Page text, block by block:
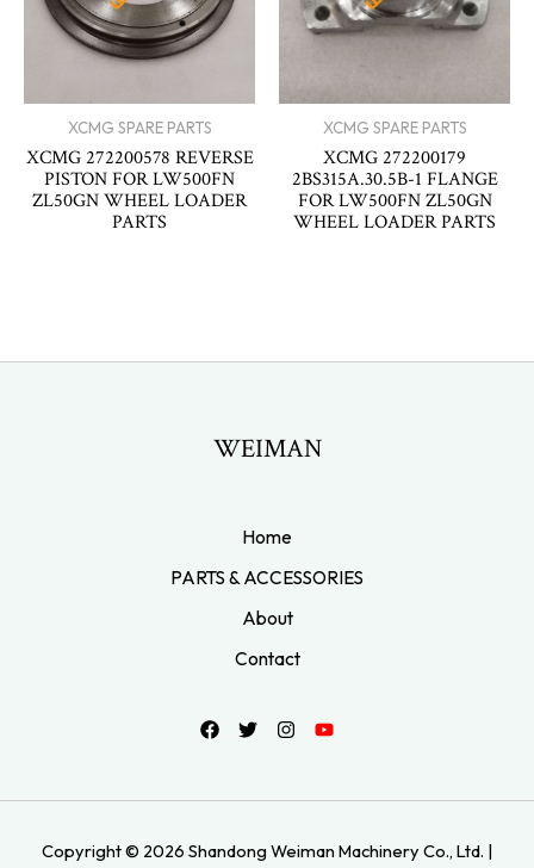
XCMG SPARE PARTS
XCMG 272200578 REVERSE
PISTON FOR LW500FN
ZL50GN WHEEL LOADER
PARTS
XCMG SPARE PARTS
XCMG 272200179
2BS315A.30.5B-1 FLANGE
FOR LW500FN ZL50GN
WHEEL LOADER PARTS
WEIMAN
Home
PARTS & ACCESSORIES
About
Contact
Copyright © 2026 Shandong Weiman Machinery Co., Ltd. |